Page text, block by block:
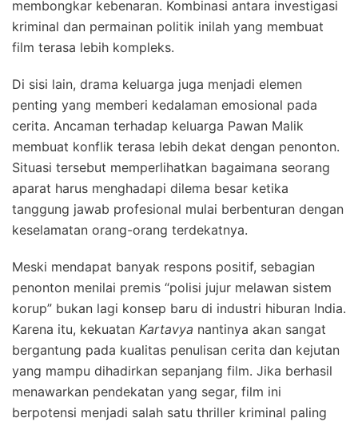
membongkar kebenaran. Kombinasi antara investigasi
kriminal dan permainan politik inilah yang membuat
film terasa lebih kompleks.
Di sisi lain, drama keluarga juga menjadi elemen
penting yang memberi kedalaman emosional pada
cerita. Ancaman terhadap keluarga Pawan Malik
membuat konflik terasa lebih dekat dengan penonton.
Situasi tersebut memperlihatkan bagaimana seorang
aparat harus menghadapi dilema besar ketika
tanggung jawab profesional mulai berbenturan dengan
keselamatan orang-orang terdekatnya.
Meski mendapat banyak respons positif, sebagian
penonton menilai premis “polisi jujur melawan sistem
korup” bukan lagi konsep baru di industri hiburan India.
Karena itu, kekuatan Kartavya nantinya akan sangat
bergantung pada kualitas penulisan cerita dan kejutan
yang mampu dihadirkan sepanjang film. Jika berhasil
menawarkan pendekatan yang segar, film ini
berpotensi menjadi salah satu thriller kriminal paling